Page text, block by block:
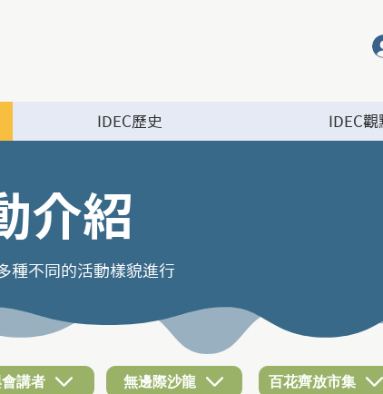
IDEC歷史 IDEC觀
介紹
種不同的活動樣貌進行
講者 無邊際沙龍 百花齊放市集